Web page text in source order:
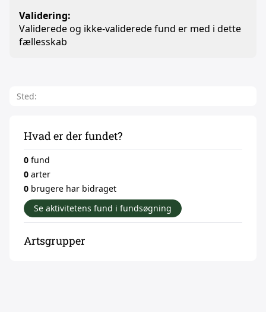
Validering:
Validerede og ikke-validerede fund er med i dette
fællesskab
Sted:
Hvad er der fundet?
0 fund
0 arter
0 brugere har bidraget
Se aktivitetens fund i fundsøgning
Artsgrupper